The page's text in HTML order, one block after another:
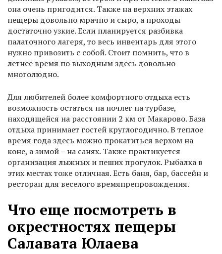
она очень пригодится. Также на верхних этажах
пещеры довольно мрачно и сыро, а проходы
достаточно узкие. Если планируется разбивка
палаточного лагеря, то весь инвентарь для этого
нужно привозить с собой. Стоит помнить, что в
летнее время по выходным здесь довольно
многолюдно.
Для любителей более комфортного отдыха есть
возможность остаться на ночлег на турбазе,
находящейся на расстоянии 2 км от Макарово. База
отдыха принимает гостей круглогодично. В теплое
время года здесь можно прокатиться верхом на
коне, а зимой – на санях. Также практикуется
организация лыжных и пеших прогулок. Рыбалка в
этих местах тоже отличная. Есть баня, бар, бассейн и
ресторан для веселого времяпрепровождения.
Что еще посмотреть в
окрестностях пещеры
Салавата Юлаева